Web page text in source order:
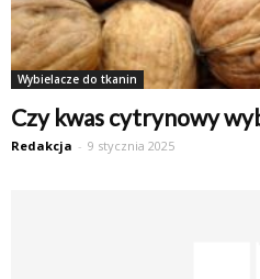
Wybielacze do tkanin
Czy kwas cytrynowy
Redakcja - 9 stycznia 2025